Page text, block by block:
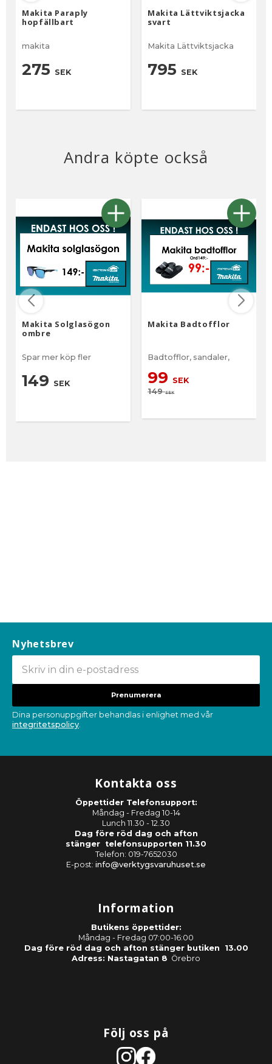
Makita Paraply
hopfällbart
makita
275 SEK
Makita Lättviktsjacka
svart
Makita Lättviktsjacka
795 SEK
Andra köpte också
Makita Solglasögon
ombre
Spar mer köp fler
149 SEK
Makita Badtofflor
Badtofflor, sandaler,
99 SEK
149SEK
Nyhetsbrev
Prenumerera
Dina personuppgifter behandlas i enlighet med vår
integritetspolicy.
Kontakta oss
Öppettider Telefonsupport:
Måndag - Fredag 10-14
Lunch 11.30 - 12.30
Dag före röd dag och afton
stänger telefonsupporten 11.30
Telefon: 019-7652030
E-post: info@verktygsvaruhuset.se
Information
Butikens öppettider:
Måndag - Fredag 07:00-16:00
Dag före röd dag och afton stänger butiken 13.00
Adress: Nastagatan 8 Örebro
Följ oss på